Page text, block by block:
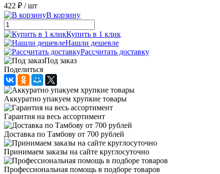
422 ₽ / шт
В корзину
Купить в 1 клик
Нашли дешевле
Рассчитать доставку
Под заказ
Поделиться
Аккуратно упакуем хрупкие товары
Гарантия на весь ассортимент
Доставка по Тамбову от 700 рублей
Принимаем заказы на сайте круглосуточно
Профессиональная помощь в подборе товаров